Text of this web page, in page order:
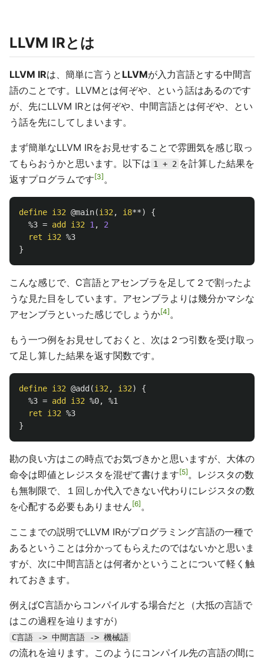
LLVM IRとは
LLVM IRは、簡単に言うと LLVMが入力言語とする中間言
語のことです。LLVMとは何ぞや、という話はあるのです
が、先にLLVM IRとは何ぞや、中間言語とは何ぞや、とい
う話を先にしてしまいます。
まず簡単なLLVM IRをお見せすることで雰囲気を感じ取っ
てもらおうかと思います。以下は 1 + 2 を計算した結果を
返すプログラムです 3 。
define i32 @main(i32 , i8**)
{
%3 = add i32 1 ,
2
ret
i32 %3
}
こんな感じで、C言語とアセンブラを足して２で割ったよ
うな見た目をしています。アセンブラよりは幾分かマシな
アセンブラといった感じでしょうか 4 。
もう一つ例をお見せしておくと、次は２つ引数を受け取っ
て足し算した結果を返す関数です。
define i32 @add (i32 , i32)
{
%3 = add i32 %0,
%1
ret
i32 %3
}
勘の良い方はこの時点でお気づきかと思いますが、大体の
命令は即値とレジスタを混ぜて書けます 5 。レジスタの数
も無制限で、１回しか代入できない代わりにレジスタの数
を心配する必要もありません 6 。
ここまでの説明でLLVM IRがプログラミング言語の一種で
あるということは分かってもらえたのではないかと思いま
すが、次に中間言語とは何者かということについて軽く触
れておきます。
例えばC言語からコンパイルする場合だと（大抵の言語で
はこの過程を辿りますが）
C言語 -> 中間言語 -> 機械語
の流れを辿ります。このようにコンパイル先の言語の間に